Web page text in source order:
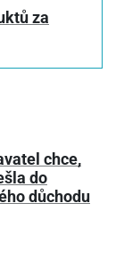
za
chce,
do
důchodu